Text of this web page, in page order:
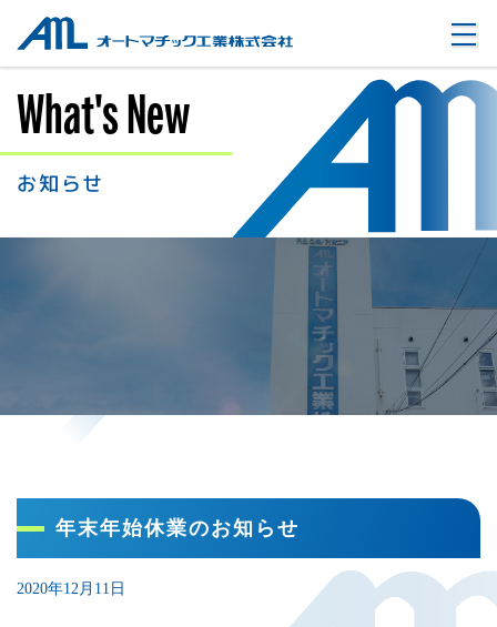
What's New
お知らせ
年末年始休業のお知らせ
2020年12月11日